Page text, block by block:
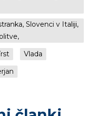
Slovenci v Italiji,
Vlada